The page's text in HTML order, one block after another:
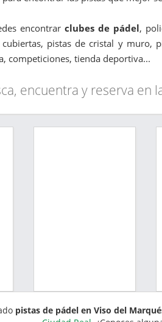
encontrar clubes de pádel,
pistas de cristal y muro,
competiciones, tienda deportiva...
encuentra y reserva en
pistas de pádel en Viso del